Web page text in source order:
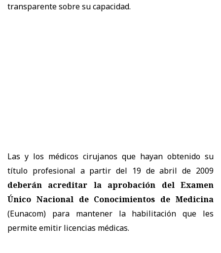
transparente sobre su capacidad.
Las y los médicos cirujanos que hayan obtenido su
título profesional a partir del 19 de abril de 2009
deberán acreditar la aprobación del Examen
Único Nacional de Conocimientos de Medicina
(Eunacom) para mantener la habilitación que les
permite emitir licencias médicas.